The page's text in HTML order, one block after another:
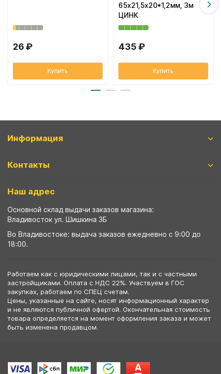
26 ₽
Купить
65х21,5х20*1,2мм, 3м
ЦИНК
435 ₽
Купить
Информация
Контакты
Наш адрес
Основной склад выдачи заказов магазина:
Владивосток ул. Шишкина 3Б
Во Владивостоке: выдача заказов ежедневно с 9:00 до
18:00.
Работаем как с юридическими лицами, так и с частными
застройщиками. Оплата с НДС 22%. Участвуем в ГОС
закупках, работаем по СПЕЦ счетам.
Цены, указанные на сайте, носят информационный характер
и не являются публичной офертой. Окончательная стоимость
товара определяется на момент оформления заказа и может
быть изменена продавцом.